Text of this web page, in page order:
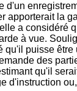
d'un
apporterait la
a considéré
à vue.
qu'il puisse
des
qu'il
d'instruction